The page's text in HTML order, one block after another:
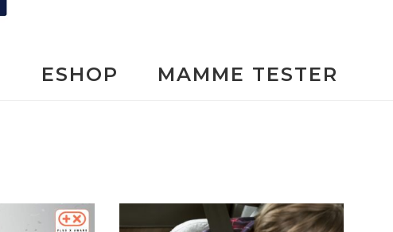
ESHOP MAMME TESTER